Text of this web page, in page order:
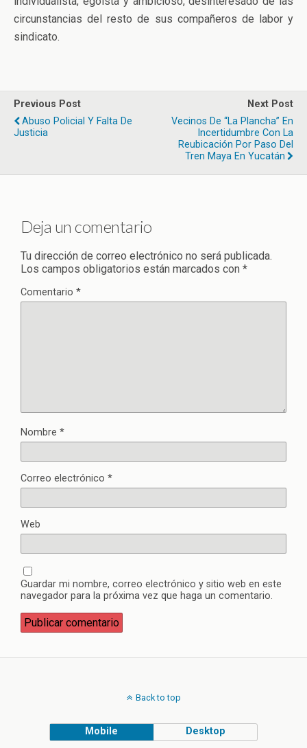
circunstancias del resto de sus compañeros de labor y
sindicato.
Previous Post
Abuso Policial Y Falta De
Justicia
Next Post
Vecinos De “La Plancha” En
Incertidumbre Con La
Reubicación Por Paso Del
Tren Maya En Yucatán
Deja un comentario
Tu dirección de correo electrónico no será publicada.
Los campos obligatorios están marcados con *
Comentario *
Nombre *
Correo electrónico *
Web
Guardar mi nombre, correo electrónico y sitio web en este
navegador para la próxima vez que haga un comentario.
Back to top
Mobile Desktop